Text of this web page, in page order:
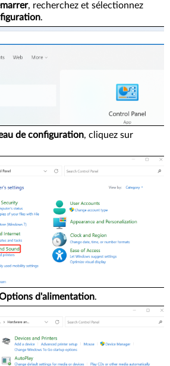
, recherchez et sélectionnez
.
de configuration, cliquez sur
d'alimentation.